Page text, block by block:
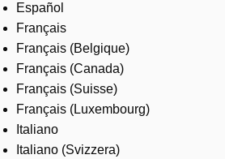
Español
Français
Français (Belgique)
Français (Canada)
Français (Suisse)
Français (Luxembourg)
Italiano
Italiano (Svizzera)